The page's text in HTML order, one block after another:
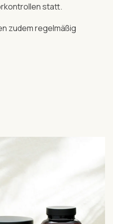
statt.
zudem regelmäßig